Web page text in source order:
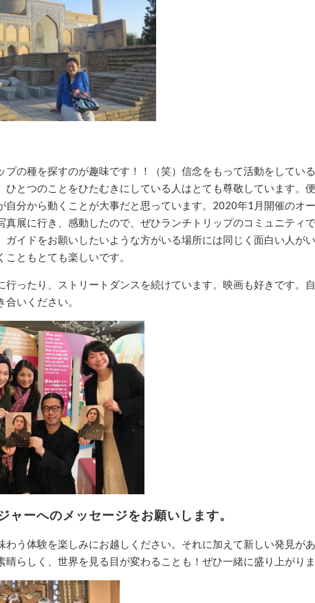
プの種を探すのが趣味です！！（笑）信念をもって活動をしてい
ひとつのことをひたむきにしている人はとても尊敬しています。
自分から動くことが大事だと思っています。 2020年1 月開催のオ
真展に行き、感動したので、ぜひランチトリップのコミュニティ
ガイドをお願いしたいような方がいる場所には同じく面白い人が
ともとても楽しいです。
行ったり、ストリートダンスを続けています。映画も好きです。
合いください。
ャーへのメッセージをお願いします。
わう体験を楽しみにお越しください。それに加えて新しい発見が
晴らしく、世界を見る目が変わることも！ぜひ一緒に盛り上がりま